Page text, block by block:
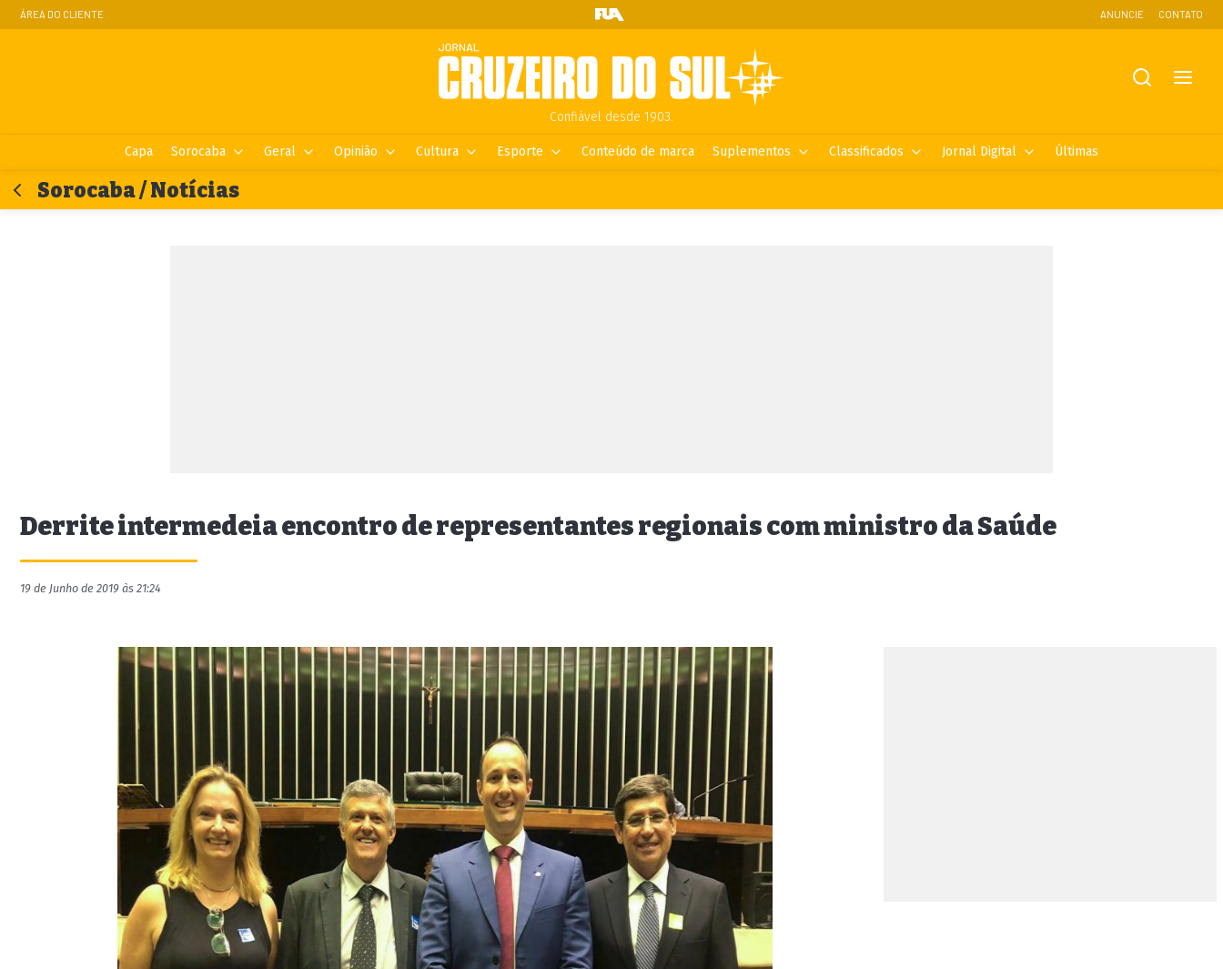
ÁREA DO CLIENTE ANUNCIE CONTATO
Confiável desde 1903.
Capa Sorocaba Geral Opinião Cultura Esporte Conteúdo de marca Suplementos Classificados Jornal Digital Últimas
Sorocaba / Notícias
Derrite intermedeia encontro de representantes regionais com ministro da Saúde
19 de Junho de 2019 às 21:24